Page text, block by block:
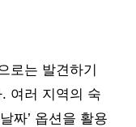
로는 발견하기
여러 지역의 숙
짜’ 옵션을 활용